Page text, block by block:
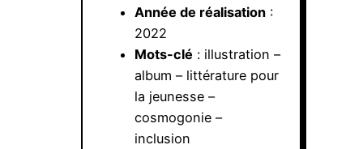
Année de réalisation :
2022
Mots-clé : illustration –
album – littérature pour
la jeunesse –
cosmogonie –
inclusion